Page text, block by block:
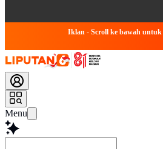
Iklan - Scroll ke bawah
Menu